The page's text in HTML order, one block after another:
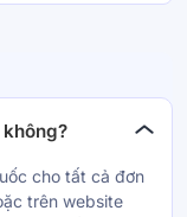
Élan thể hiện
châu Âu
cho tất cả đơn
trên website